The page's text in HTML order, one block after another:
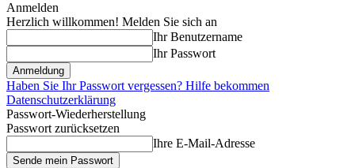
Anmelden
Herzlich willkommen! Melden Sie sich an
Ihr Benutzername
Ihr Passwort
Haben Sie Ihr Passwort vergessen? Hilfe bekommen
Datenschutzerklärung
Passwort-Wiederherstellung
Passwort zurücksetzen
Ihre E-Mail-Adresse